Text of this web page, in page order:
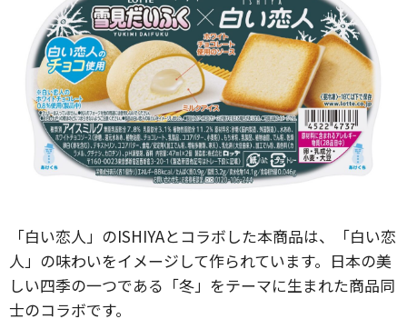
「白い恋人」のISHIYAとコラボした本商品は、「白い恋
人」の味わいをイメージして作られています。日本の美
しい四季の一つである「冬」をテーマに生まれた商品同
士のコラボです。